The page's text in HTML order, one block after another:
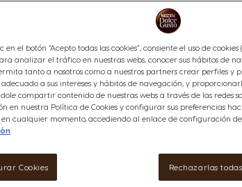
en
en el botón “Acepto todas las cookies”, consiente el uso de
analizar el tráfico en nuestras webs, conocer sus hábitos de
tanto a nosotros como a nuestros partners crear perfiles y
a sus intereses y hábitos de navegación, y
compartir contenido de nuestras webs a través de las redes
en nuestra Política de Cookies y configurar sus preferencias
en cualquier momento, accediendo al enlace de configuración
Cookies Rechazarlas todas